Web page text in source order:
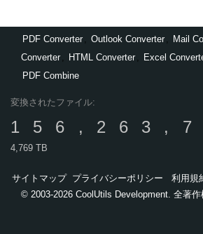
PDF Converter Outlook Converter Mail
Converter
HTML Converter Excel
PDF Combine
変換されたファイル:
4,769 TB
サイトマップ プライバシーポリシー
利用規
© 2003-2026 CoolUtils Development. 全著作